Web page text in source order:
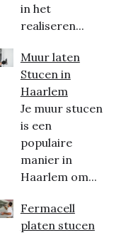
in het
realiseren...
Muur laten
Stucen in
Haarlem
Je muur stucen
is een
populaire
manier in
Haarlem om...
Fermacell
platen stucen